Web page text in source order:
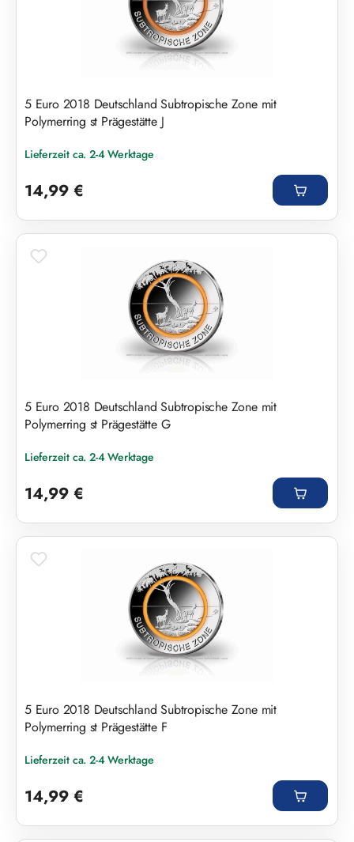
5 Euro 2018 Deutschland Subtropische Zone mit
Polymerring st Prägestätte J
Lieferzeit ca. 2-4 Werktage
14,99 €
5 Euro 2018 Deutschland Subtropische Zone mit
Polymerring st Prägestätte G
Lieferzeit ca. 2-4 Werktage
14,99 €
5 Euro 2018 Deutschland Subtropische Zone mit
Polymerring st Prägestätte F
Lieferzeit ca. 2-4 Werktage
14,99 €